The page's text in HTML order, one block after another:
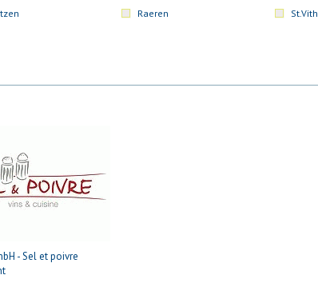
Raeren St.Vith
- Sel et poivre